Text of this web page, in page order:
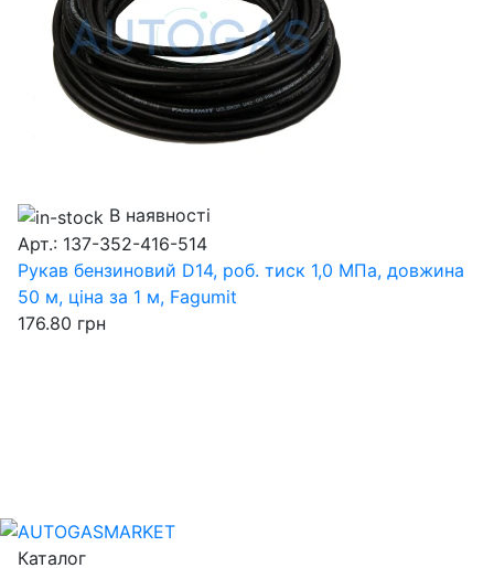
В наявності
Арт.: 137-352-416-514
Рукав бензиновий D14, роб. тиск 1,0 МПа, довжина
50 м, ціна за 1 м, Fagumit
176.80 грн
Каталог